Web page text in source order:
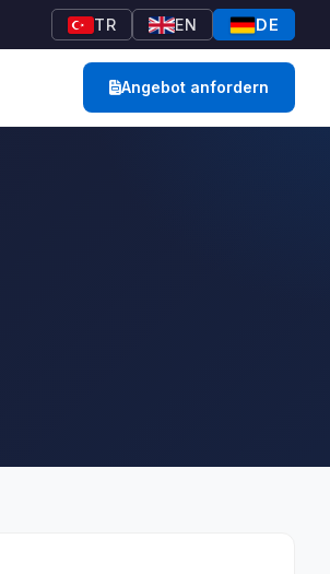
TR EN DE
Angebot anfordern